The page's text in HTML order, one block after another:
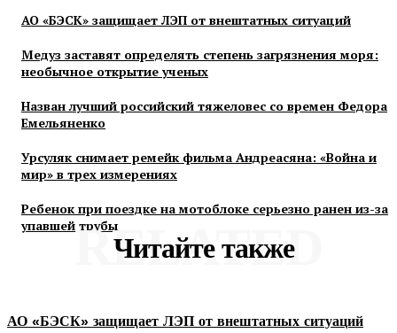
АО «БЭСК» защищает ЛЭП от внештатных ситуаций
Медуз заставят определять степень загрязнения моря:
необычное открытие ученых
Назван лучший российский тяжеловес со времен Федора
Емельяненко
Урсуляк снимает ремейк фильма Андреасяна: «Война и
мир» в трех измерениях
Ребенок при поездке на мотоблоке серьезно ранен из-за
упавшей трубы
Читайте также
RELATED
АО «БЭСК» защищает ЛЭП от внештатных ситуаций